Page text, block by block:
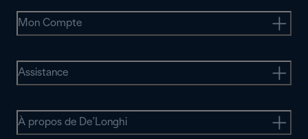
Mon Compte
Assistance
À propos de De’Longhi